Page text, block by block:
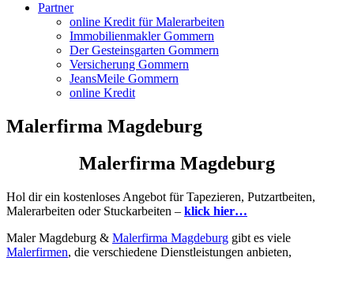
Partner
online Kredit für Malerarbeiten
Immobilienmakler Gommern
Der Gesteinsgarten Gommern
Versicherung Gommern
JeansMeile Gommern
online Kredit
Malerfirma Magdeburg
Malerfirma Magdeburg
Hol dir ein kostenloses Angebot für Tapezieren, Putzartbeiten,
Malerarbeiten oder Stuckarbeiten – klick hier…
Maler Magdeburg & Malerfirma Magdeburg gibt es viele
Malerfirmen, die verschiedene Dienstleistungen anbieten,